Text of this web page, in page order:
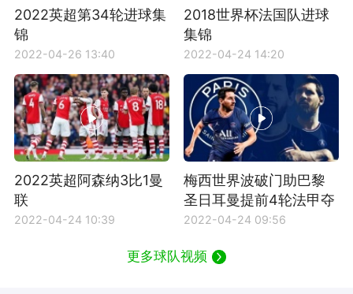
2022英超第34轮进球集
锦
2022-04-26 13:40
2018世界杯法国队进球
集锦
2022-04-24 14:20
2022英超阿森纳3比1曼
联
2022-04-24 10:39
梅西世界波破门助巴黎
圣日耳曼提前4轮法甲夺
冠
2022-04-24 09:56
更多球队视频